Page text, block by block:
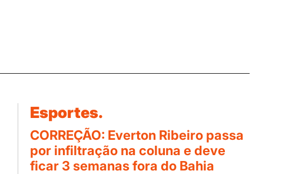
Esportes.
CORREÇÃO: Everton Ribeiro passa
por infiltração na coluna e deve
ficar 3 semanas fora do Bahia